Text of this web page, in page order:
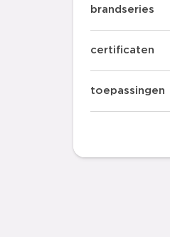
brandseries
certificaten
toepassingen